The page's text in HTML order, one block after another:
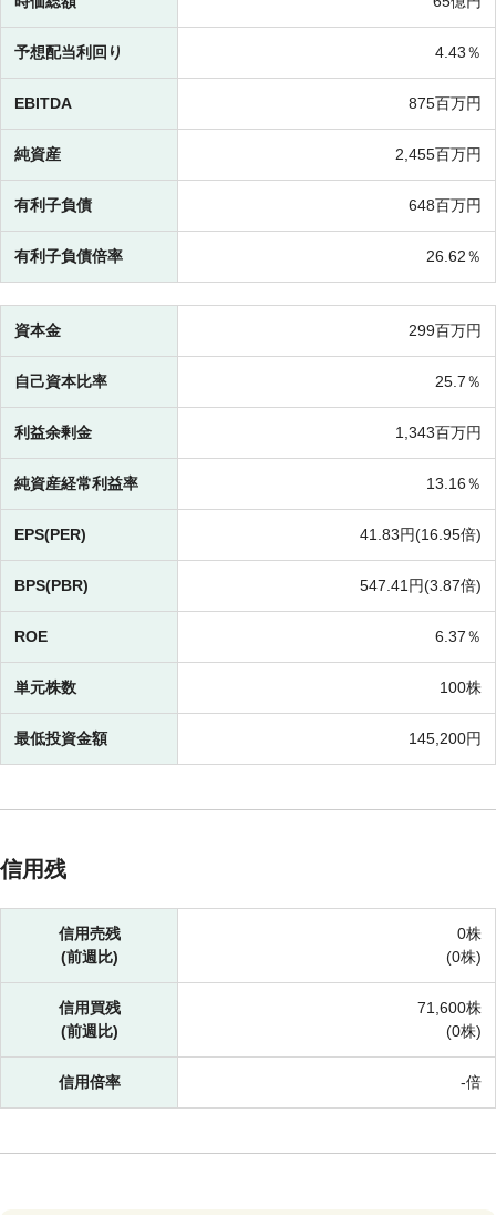
予想配当利回り 4.43％
EBITDA 875百万円
純資産 2,455百万円
有利子負債 648百万円
有利子負債倍率 26.62％
資本金 299百万円
自己資本比率 25.7％
利益余剰金 1,343百万円
純資産経常利益率 13.16％
EPS(PER) 41.83円(16.95倍)
BPS(PBR) 547.41円(3.87倍)
ROE 6.37％
単元株数 100株
最低投資金額 145,200円
信用残
信用売残
(前週比)
0株
(0株)
信用買残
(前週比)
71,600株
(0株)
信用倍率 -倍